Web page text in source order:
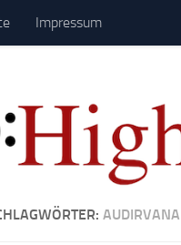
Impressum
AUDIRVANA